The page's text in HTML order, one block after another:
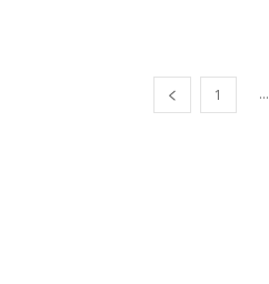
1 ...